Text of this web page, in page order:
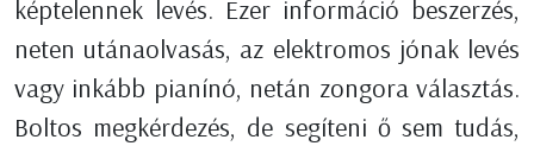
képtelennek levés. Ezer információ beszerzés,
neten utánaolvasás, az elektromos jónak levés
vagy inkább pianínó, netán zongora választás.
Boltos megkérdezés, de segíteni ő sem tudás,